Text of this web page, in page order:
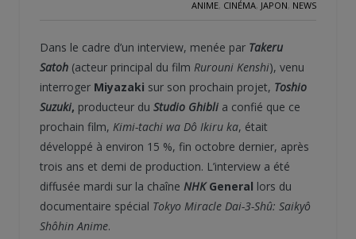
ANIME, CINÉMA, JAPON, NEWS
Dans le cadre d’un interview, menée par Takeru
Satoh (acteur principal du film Rurouni Kenshi), venu
interroger Miyazaki sur son prochain projet, Toshio
Suzuki, producteur du Studio Ghibli a confié que ce
prochain film, Kimi-tachi wa Dô Ikiru ka, était
développé à environ 15 %, fin octobre dernier, après
trois ans et demi de production. L’interview a été
diffusée mardi sur la chaîne NHKGeneral lors du
documentaire spécial Tokyo Miracle Dai-3-Shû: Saikyô
Shôhin Anime.